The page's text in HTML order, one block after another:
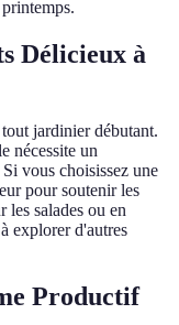
Délicieux à
jardinier débutant.
nécessite un
vous choisissez une
pour soutenir les
les salades ou en
explorer d'autres
Productif